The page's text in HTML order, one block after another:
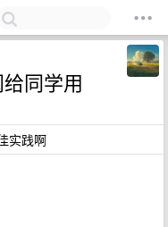
同学用
实践啊